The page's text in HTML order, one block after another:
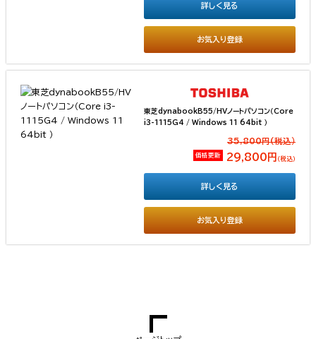
お気入り登録
詳しく見る
東芝dynabookB55/HVノートパソコン（Core
i3-1115G4 / Windows 11 64bit ）
35,800円(税込）
価格更新 29,800円 （税込）
お気入り登録
詳しく見る